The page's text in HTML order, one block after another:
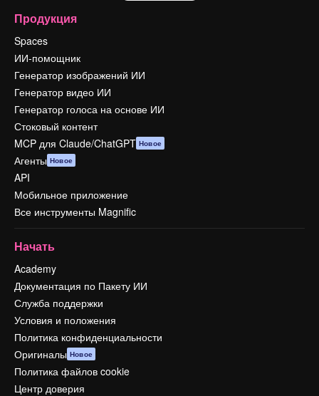
Продукция
Spaces
ИИ-помощник
Генератор изображений ИИ
Генератор видео ИИ
Генератор голоса на основе ИИ
Стоковый контент
MCP для Claude/ChatGPT Новое
Агенты Новое
API
Мобильное приложение
Все инструменты Magnific
Начать
Academy
Документация по Пакету ИИ
Служба поддержки
Условия и положения
Политика конфиденциальности
Оригиналы Новое
Политика файлов cookie
Центр доверия